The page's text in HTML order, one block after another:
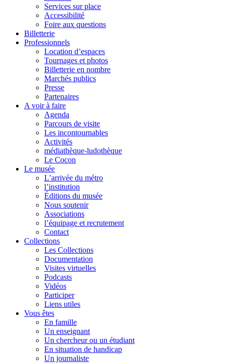
Services sur place
Accessibilité
Foire aux questions
Billetterie
Professionnels
Location d’espaces
Tournages et photos
Billetterie en nombre
Marchés publics
Presse
Partenaires
A voir à faire
Agenda
Parcours de visite
Les incontournables
Activités
médiathèque-ludothèque
Le Cocon
Le musée
L’arrivée du métro
l’institution
Éditions du musée
Nous soutenir
Associations
l’équipage et recrutement
Contact
Collections
Les Collections
Documentation
Visites virtuelles
Podcasts
Vidéos
Participer
Liens utiles
Vous êtes
En famille
Un enseignant
Un chercheur ou un étudiant
En situation de handicap
Un journaliste